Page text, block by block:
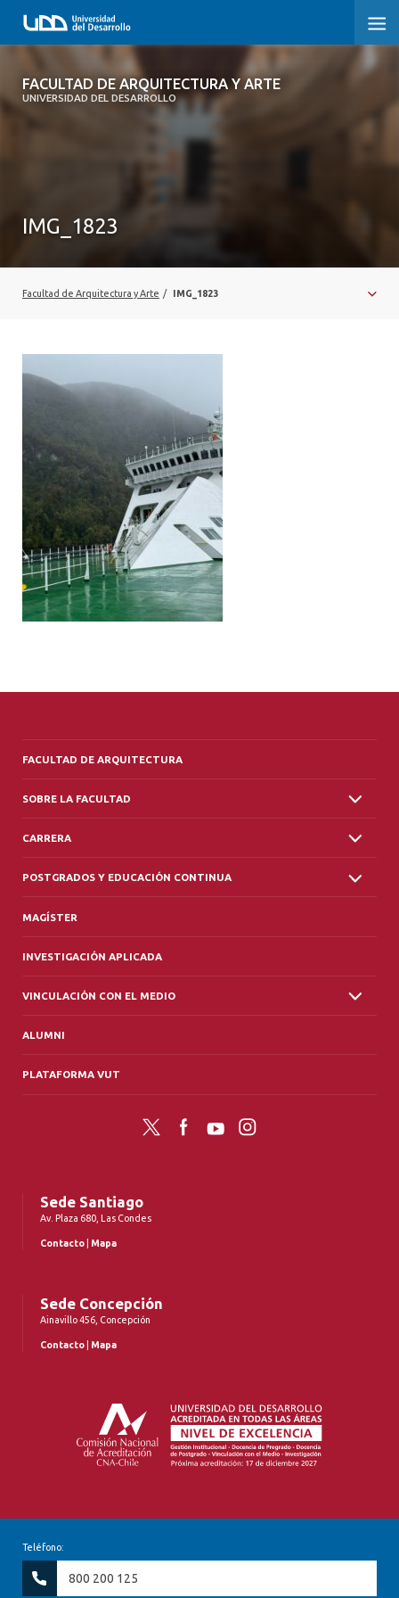
FACULTAD DE ARQUITECTURA Y ARTE
UNIVERSIDAD DEL DESARROLLO
FACULTAD DE ARQUITECTURA Y ARTE
IMG_1823
Facultad de Arquitectura y Arte / IMG_1823
FACULTAD DE ARQUITECTURA
SOBRE LA FACULTAD
CARRERA
POSTGRADOS Y EDUCACIÓN CONTINUA
MAGÍSTER
INVESTIGACIÓN APLICADA
VINCULACIÓN CON EL MEDIO
ALUMNI
PLATAFORMA VUT
Twitter FacebookYouTubeInstagram
Sede Santiago
Av. Plaza 680, Las Condes
Contacto Mapa
Sede Concepción
Ainavillo 456, Concepción
Contacto Mapa
Teléfono:
800 200 125